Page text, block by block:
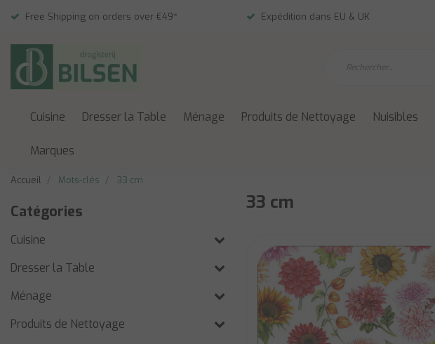
Free Shipping on orders over €49* Expédition dans EU & UK
Cuisine Dresser la Table Ménage Produits de Nettoyage Nuisibles
Marques
Accueil Mots-clés 33 cm
Catégories
Cuisine
Dresser la Table
Ménage
Produits de Nettoyage
33 cm